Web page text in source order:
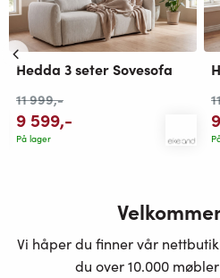
Hedda 3 seter Sovesofa
11 999,-
9 599,-
På lager
Vi håper du finner vår
du over 10.000